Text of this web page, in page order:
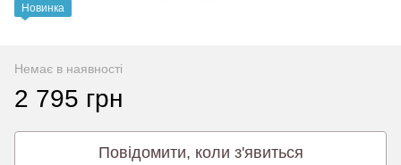
Новинка
Немає в наявності
2 795 грн
Повідомити, коли з'явиться